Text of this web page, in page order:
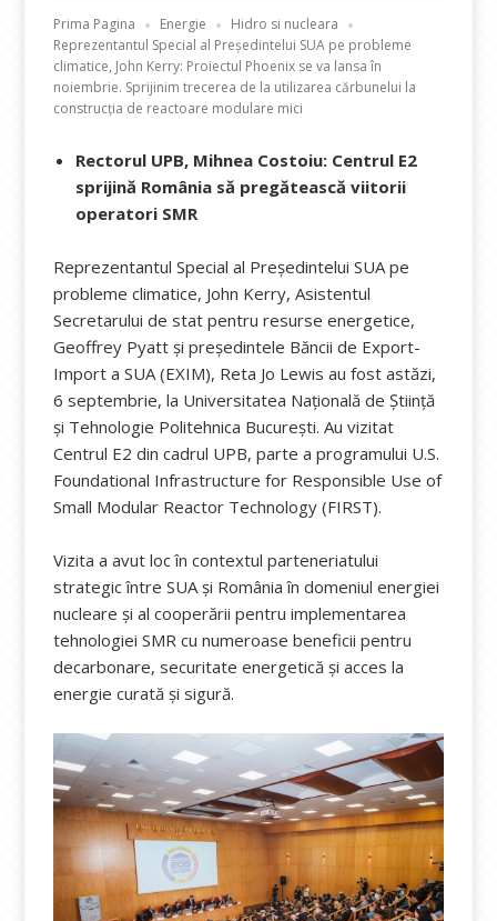
Prima Pagina Energie
Hidro si nucleara
Reprezentantul Special al Preşedintelui SUA pe probleme
climatice, John Kerry: Proiectul Phoenix se va lansa în
noiembrie. Sprijinim trecerea de la utilizarea cărbunelui la
construcția de reactoare modulare mici
Rectorul UPB, Mihnea Costoiu: Centrul E2
sprijină România să pregătească viitorii
operatori SMR
Reprezentantul Special al Preşedintelui SUA pe
probleme climatice, John Kerry, Asistentul
Secretarului de stat pentru resurse energetice,
Geoffrey Pyatt şi preşedintele Băncii de Export-
Import a SUA (EXIM), Reta Jo Lewis au fost astăzi,
6 septembrie, la Universitatea Națională de Ştiinţă
şi Tehnologie Politehnica Bucureşti. Au vizitat
Centrul E2 din cadrul UPB, parte a programului U.S.
Foundational Infrastructure for Responsible Use of
Small Modular Reactor Technology (FIRST).
Vizita a avut loc în contextul parteneriatului
strategic între SUA şi România în domeniul energiei
nucleare şi al cooperării pentru implementarea
tehnologiei SMR cu numeroase beneficii pentru
decarbonare, securitate energetică şi acces la
energie curată şi sigură.